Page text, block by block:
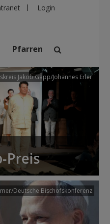
Login
suchen
Einrichtungen
Pfarren
Jakob Gapp/Johannes Erler
Preis
Deutsche Bischofskonferenz